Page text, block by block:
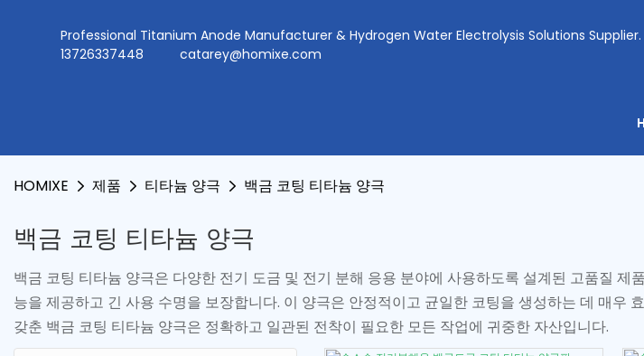
Professional Titanium Anode Manufacturer & Hydrogen Water Electrolysis Solutions
13726337448
catarey@homixe.com
HOMIXE 제품 티타늄 양극 백금 코팅 티타늄 양극
백금 코팅 티타늄 양극
백금 코팅 티타늄 양극은 다양한 전기 도금 및 전기 분해 응용 분야에 사용하도록 설계된 고품질
능을 제공하고 긴 사용 수명을 보장합니다. 이 양극은 안정적이고 균일한 코팅을 생성하는 데 매
갖춘 백금 코팅 티타늄 양극은 정확하고 일관된 전착이 필요한 모든 작업에 귀중한 자산입니다.